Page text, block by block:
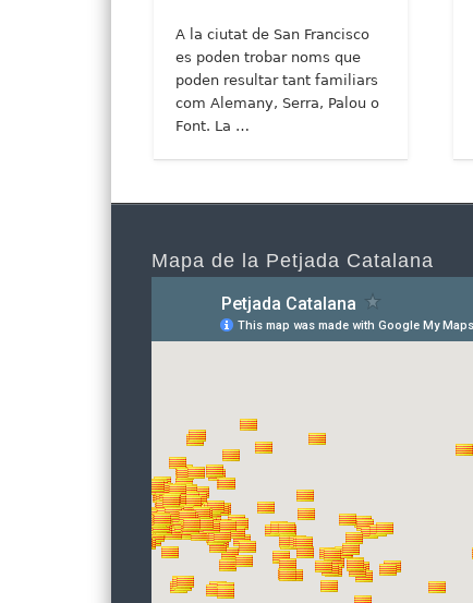
A la ciutat de San Francisco
es poden trobar noms que
poden resultar tant familiars
com Alemany, Serra, Palou o
Font. La …
Mapa de la Petjada Catalana